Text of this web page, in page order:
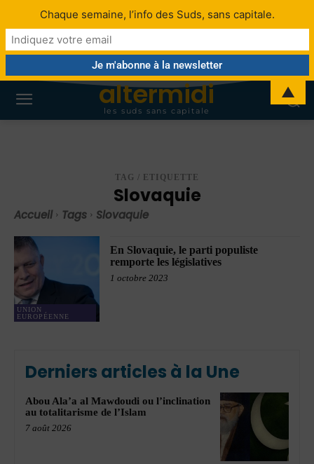
altermidi
les suds sans capitale
TAG / ETIQUETTE
Slovaquie
Accueil Tags Slovaquie
UNION
EUROPÉENNE
En Slovaquie, le parti populiste
remporte les législatives
1 octobre 2023
Derniers articles à la Une
Abou Ala’a al Mawdoudi ou l’inclination
au totalitarisme de l’Islam
7 août 2026
Chaque semaine, l’info des Suds, sans capitale.
▲